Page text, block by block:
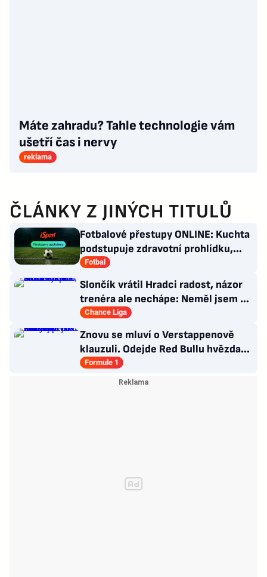
Máte zahradu? Tahle technologie vám
ušetří čas i nervy
reklama
ČLÁNKY Z JINÝCH TITULŮ
Fotbalové přestupy ONLINE: Kuchta
podstupuje zdravotní prohlídku,
Haraslín odletěl do Arábie
Fotbal
Slončík vrátil Hradci radost, názor
trenéra ale nechápe: Neměl jsem o
sebe strach
Chance Liga
Znovu se mluví o Verstappenově
klauzuli. Odejde Red Bullu hvězda?
Možnosti jsou omezené
Formule 1